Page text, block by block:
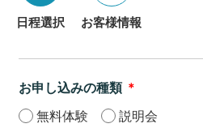
日程選択 お客様情報
お申し込みの種類
無料体験
説明会